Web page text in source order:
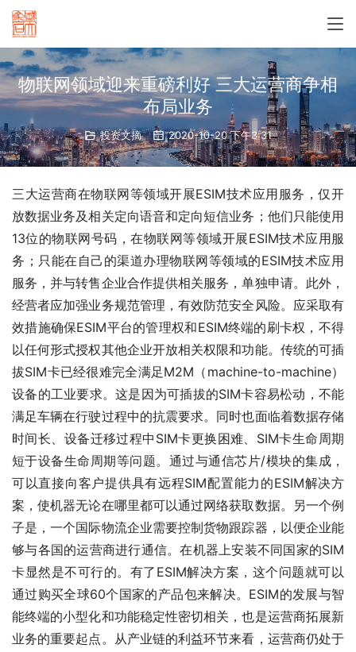
物联网领域迎来重磅利好 三大运营商争相
布局业务
投资文摘 2020-10-20 下午3:31
三大运营商在物联网等领域开展ESIM技术应用服务，仅开
放数据业务及相关定向语音和定向短信业务；他们只能使用
13位的物联网号码，在物联网等领域开展ESIM技术应用服
务；只能在自己的渠道办理物联网等领域的ESIM技术应用
服务，并与转售企业合作提供相关服务，单独申请。此外，
经营者应加强业务规范管理，有效防范安全风险。应采取有
效措施确保ESIM平台的管理权和ESIM终端的刷卡权，不得
以任何形式授权其他企业开放相关权限和功能。传统的可插
拔SIM卡已经很难完全满足M2M（machine-to-machine）
设备的工业要求。这是因为可插拔的SIM卡容易松动，不能
满足车辆在行驶过程中的抗震要求。同时也面临着数据存储
时间长、设备迁移过程中SIM卡更换困难、SIM卡生命周期
短于设备生命周期等问题。通过与通信芯片/模块的集成，
可以直接向客户提供具有远程SIM配置能力的ESIM解决方
案，使机器无论在哪里都可以通过网络获取数据。另一个例
子是，一个国际物流企业需要控制货物跟踪器，以便企业能
够与各国的运营商进行通信。在机器上安装不同国家的SIM
卡显然是不可行的。有了ESIM解决方案，这个问题就可以
通过购买全球60个国家的产品包来解决。ESIM的发展与智
能终端的小型化和功能稳定性密切相关，也是运营商拓展新
业务的重要起点。从产业链的利益环节来看，运营商仍处于